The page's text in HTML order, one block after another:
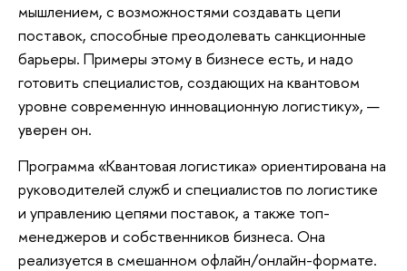
мышлением, с возможностями создавать цепи
поставок, способные преодолевать санкционные
барьеры. Примеры этому в бизнесе есть, и надо
готовить специалистов, создающих на квантовом
уровне современную инновационную логистику», —
уверен он.
Программа «Квантовая логистика» ориентирована на
руководителей служб и специалистов по логистике
и управлению цепями поставок, а также топ-
менеджеров и собственников бизнеса. Она
реализуется в смешанном офлайн/онлайн-формате.